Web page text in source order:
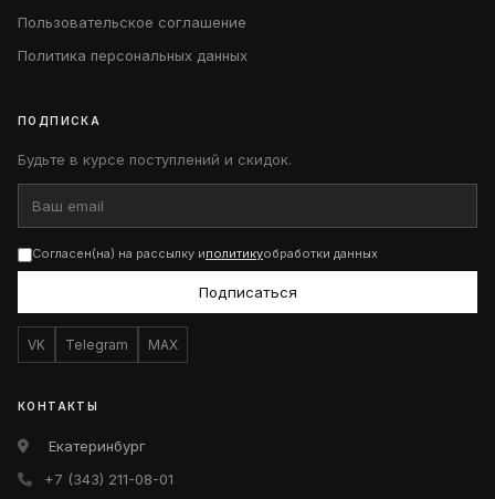
Пользовательское соглашение
Политика персональных данных
ПОДПИСКА
Будьте в курсе поступлений и скидок.
Согласен(на) на рассылку иполитикуобработки данных
Подписаться
VK Telegram MAX
КОНТАКТЫ
Екатеринбург
+7 (343) 211-08-01